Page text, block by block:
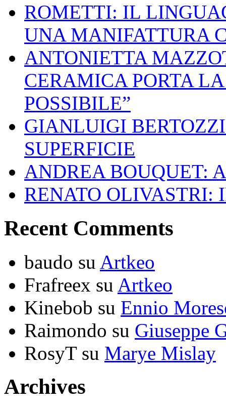
ROMETTI: IL
UNA MANIFATTURA
ANTONIETTA
CERAMICA PORTA
POSSIBILE”
GIANLUIGI
SUPERFICIE
ANDREA BOUQUET:
RENATO OLIVASTRI:
Recent Comments
baudo su Artkeo
Frafreex su Artkeo
Kinebob su Ennio
Raimondo su Giuseppe
RosyTsu Marye Mislay
Archives